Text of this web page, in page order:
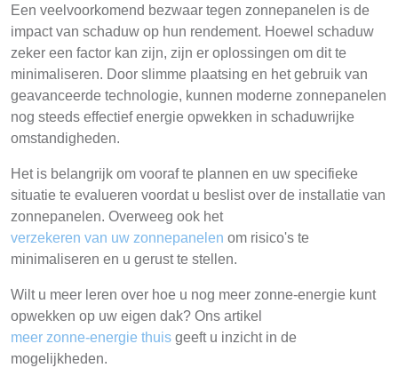
Een veelvoorkomend bezwaar tegen zonnepanelen is de
impact van schaduw op hun rendement. Hoewel schaduw
zeker een factor kan zijn, zijn er oplossingen om dit te
minimaliseren. Door slimme plaatsing en het gebruik van
geavanceerde technologie, kunnen moderne zonnepanelen
nog steeds effectief energie opwekken in schaduwrijke
omstandigheden.
Het is belangrijk om vooraf te plannen en uw specifieke
situatie te evalueren voordat u beslist over de installatie van
zonnepanelen. Overweeg ook het
verzekeren van uw zonnepanelen om risico's te
minimaliseren en u gerust te stellen.
Wilt u meer leren over hoe u nog meer zonne-energie kunt
opwekken op uw eigen dak? Ons artikel
meer zonne-energie thuis geeft u inzicht in de
mogelijkheden.